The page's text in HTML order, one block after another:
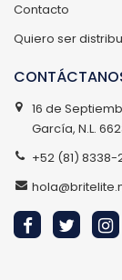
Contacto
Quiero ser
16 de
García, N.L.
+52 (81) 8338-